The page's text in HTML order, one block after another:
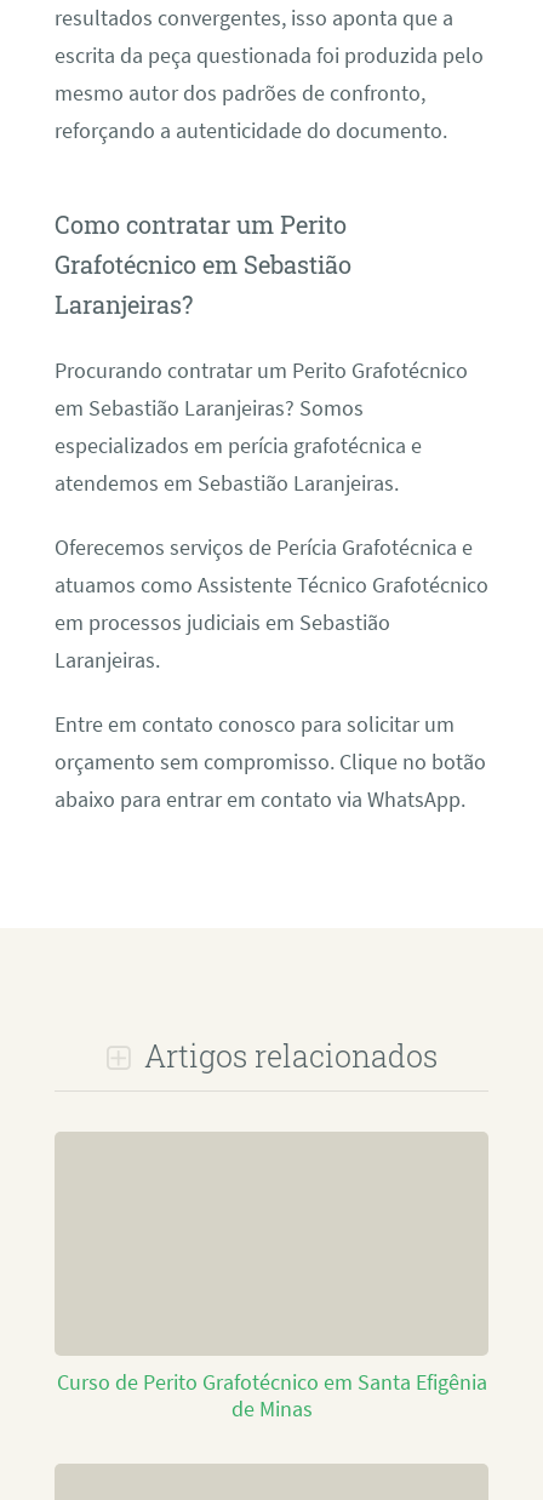
resultados convergentes, isso aponta que a
escrita da peça questionada foi produzida pelo
mesmo autor dos padrões de confronto,
reforçando a autenticidade do documento.
Como contratar um Perito
Grafotécnico em Sebastião
Laranjeiras?
Procurando contratar um Perito Grafotécnico
em Sebastião Laranjeiras? Somos
especializados em perícia grafotécnica e
atendemos em Sebastião Laranjeiras.
Oferecemos serviços de Perícia Grafotécnica e
atuamos como Assistente Técnico Grafotécnico
em processos judiciais em Sebastião
Laranjeiras.
Entre em contato conosco para solicitar um
orçamento sem compromisso. Clique no botão
abaixo para entrar em contato via WhatsApp.
Artigos relacionados
Curso de Perito Grafotécnico em Santa Efigênia
de Minas